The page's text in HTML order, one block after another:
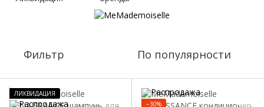
Фильтр По популярности
ЛИКВИДАЦИЯ
−30%